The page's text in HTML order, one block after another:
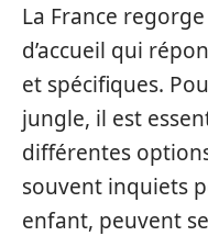
La France
d’accueil qui
et spécifiques.
jungle, il est
différentes
souvent inquiets
enfant, peuvent